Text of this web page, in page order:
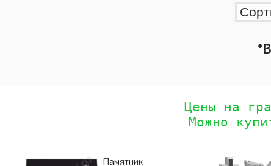
•
Цены на
Можно
Памятник